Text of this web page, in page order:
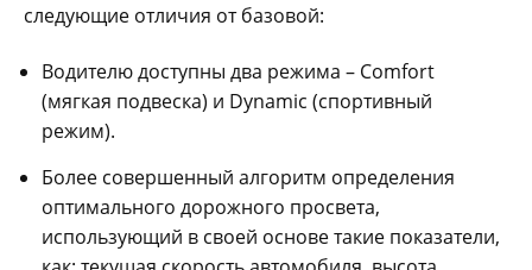
следующие отличия от базовой:
Водителю доступны два режима – Comfort
(мягкая подвеска) и Dynamic (спортивный
режим).
Более совершенный алгоритм определения
оптимального дорожного просвета,
использующий в своей основе такие показатели,